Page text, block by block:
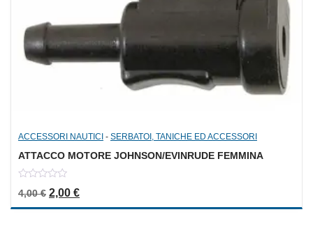
ACCESSORI NAUTICI - SERBATOI, TANICHE ED ACCESSORI
ATTACCO MOTORE JOHNSON/EVINRUDE FEMMINA
out
of
4,00€ Il prezzo originale era: 4,00 €.
2,00 €Il prezzo attuale è: 2,00 €.